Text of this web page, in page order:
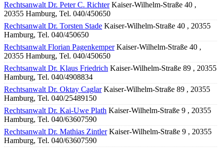
Rechtsanwalt Dr. Peter C. RichterKaiser-Wilhelm-Straße 40 ,
20355 Hamburg, Tel. 040/450650
Rechtsanwalt Dr. Torsten Stade Kaiser-Wilhelm-Straße 40 , 20355
Hamburg, Tel. 040/450650
Rechtsanwalt Florian PagenkemperKaiser-Wilhelm-Straße 40 ,
20355 Hamburg, Tel. 040/450650
Rechtsanwalt Dr. Klaus Friedrich Kaiser-Wilhelm-Straße 89 , 20355
Hamburg, Tel. 040/4908834
Rechtsanwalt Dr. Oktay CaglarKaiser-Wilhelm-Straße 89 , 20355
Hamburg, Tel. 040/25489150
Rechtsanwalt Dr. Kai-Uwe Plath Kaiser-Wilhelm-Straße 9 , 20355
Hamburg, Tel. 040/63607590
Rechtsanwalt Dr. Mathias ZintlerKaiser-Wilhelm-Straße 9 , 20355
Hamburg, Tel. 040/63607590